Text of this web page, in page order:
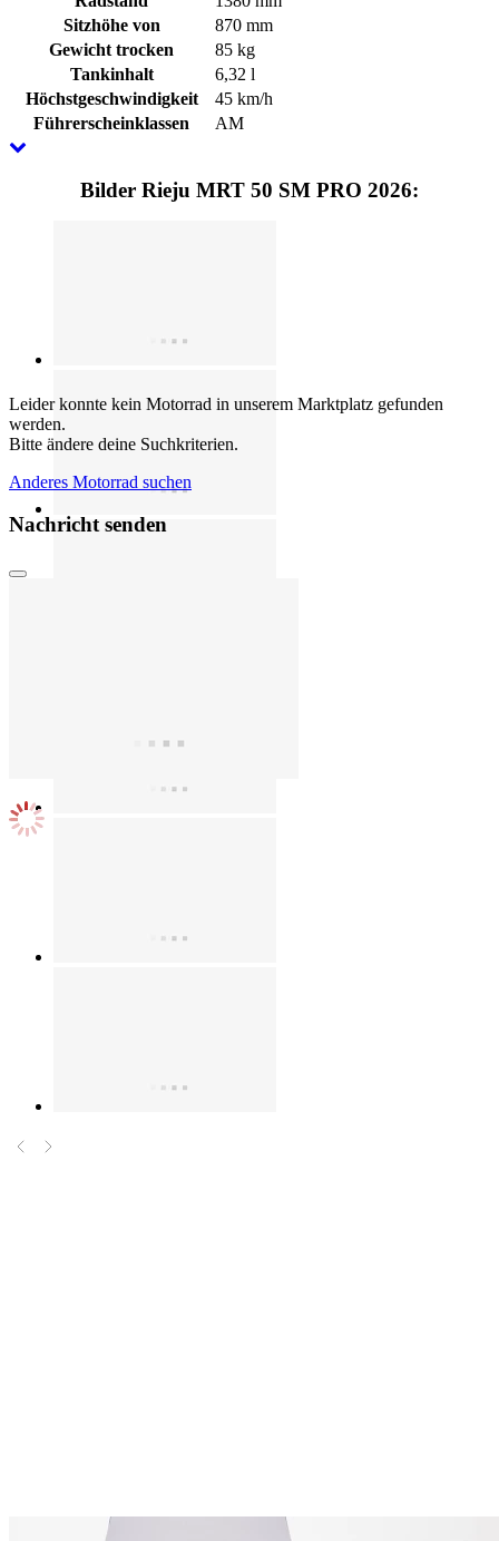
Sitzhöhe von
870 mm
Gewicht trocken
85 kg
Tankinhalt
6,32 l
Höchstgeschwindigkeit
45 km/h
Führerscheinklassen
AM
Bilder Rieju MRT 50 SM PRO 2026:
Leider konnte kein Motorrad in unserem Marktplatz gefunden
werden.
Bitte ändere deine Suchkriterien.
Anderes Motorrad suchen
Nachricht senden